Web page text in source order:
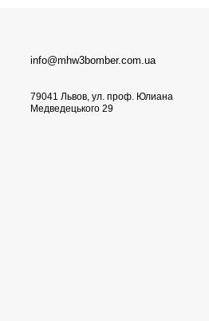
info@mhw3bomber.com.ua
79041 Львов, ул. проф. Юлиана
Медведецького 29